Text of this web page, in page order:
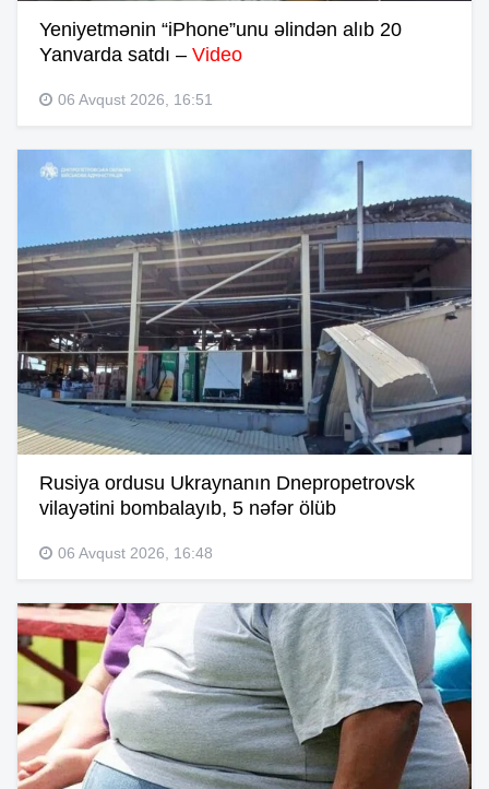
Yeniyetmənin “iPhone”unu əlindən alıb 20
Yanvarda satdı – Video
06 Avqust 2026, 16:51
Rusiya ordusu Ukraynanın Dnepropetrovsk
vilayətini bombalayıb, 5 nəfər ölüb
06 Avqust 2026, 16:48